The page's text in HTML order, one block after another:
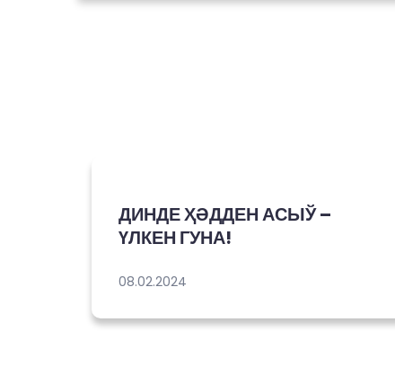
ДИНДЕ ҲӘДДЕН АСЫЎ –
ҮЛКЕН ГУНА!
08.02.2024